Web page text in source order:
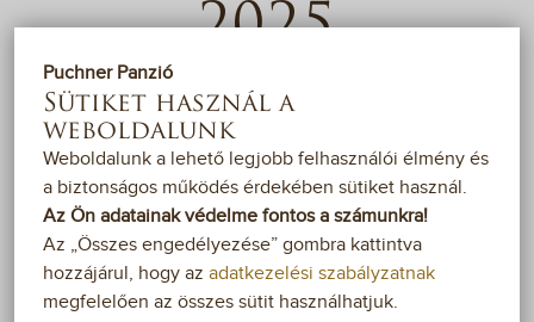
Puchner Panzió
Sütiket használ a
weboldalunk
Weboldalunk a lehető legjobb felhasználói élmény és
a biztonságos működés érdekében sütiket használ.
Az Ön adatainak védelme fontos a számunkra!
Az „Összes engedélyezése” gombra kattintva
hozzájárul, hogy az adatkezelési szabályzatnak
megfelelően az összes sütit használhatjuk.
AKCIÓK
VENDÉGKÖNYV
TÉRKÉP
PÁLYÁZAT
2025
2025. AUGUSZTUS 31. -
Ragadja meg az alkalmat, hogy kikapcsolódjon
és feltöltődjön szállodánkban! Az Őszi akció
2025 kedvezményes ajánlatunk segítségével